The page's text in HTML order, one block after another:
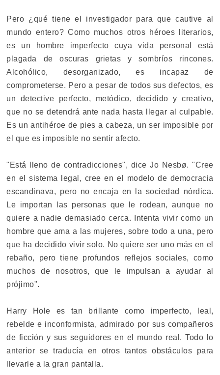
Pero ¿qué tiene el investigador para que cautive al
mundo entero? Como muchos otros héroes literarios,
es un hombre imperfecto cuya vida personal está
plagada de oscuras grietas y sombríos rincones.
Alcohólico, desorganizado, es incapaz de
comprometerse. Pero a pesar de todos sus defectos, es
un detective perfecto, metódico, decidido y creativo,
que no se detendrá ante nada hasta llegar al culpable.
Es un antihéroe de pies a cabeza, un ser imposible por
el que es imposible no sentir afecto.
"Está lleno de contradicciones", dice Jo Nesbø. "Cree
en el sistema legal, cree en el modelo de democracia
escandinava, pero no encaja en la sociedad nórdica.
Le importan las personas que le rodean, aunque no
quiere a nadie demasiado cerca. Intenta vivir como un
hombre que ama a las mujeres, sobre todo a una, pero
que ha decidido vivir solo. No quiere ser uno más en el
rebaño, pero tiene profundos reflejos sociales, como
muchos de nosotros, que le impulsan a ayudar al
prójimo".
Harry Hole es tan brillante como imperfecto, leal,
rebelde e inconformista, admirado por sus compañeros
de ficción y sus seguidores en el mundo real. Todo lo
anterior se traducía en otros tantos obstáculos para
llevarle a la gran pantalla.